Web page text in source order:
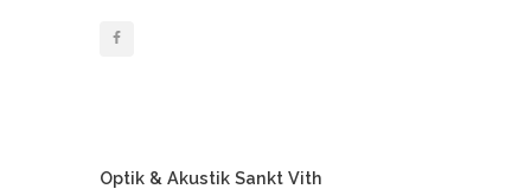
Optik & Akustik Sankt Vith